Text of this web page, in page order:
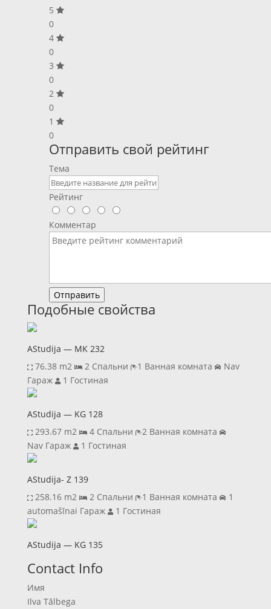
5
0
4
0
3
0
2
0
1
0
Отправить свой рейтинг
Тема
Рейтинг
Комментар
Отправить
Подобные свойства
AStudija — MK 232
76.38 m2
2 Спальни 1 Ванная комната Nav
Гараж
1 Гостиная
AStudija — KG 128
293.67 m2
4 Спальни
2 Ванная комната
Nav Гараж
1 Гостиная
AStudija- Z 139
258.16 m2
2 Спальни 1 Ванная комната 1
automašīnai Гараж
1 Гостиная
AStudija — KG 135
Previous
Next
Contact Info
Имя
Ilva Tālbega